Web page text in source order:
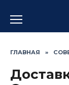
содержанию
ГЛАВНАЯ »